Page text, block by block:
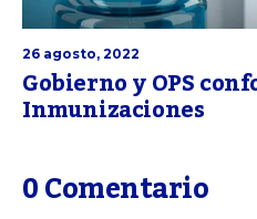
26 agosto, 2022
Gobierno y OPS
Inmunizaciones
0 Comentario